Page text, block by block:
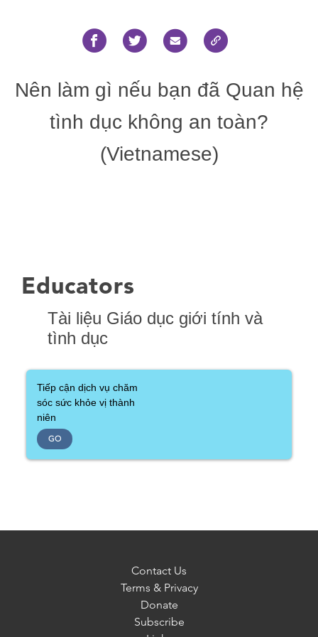
Nên làm gì nếu bạn đã Quan hệ
tình dục không an toàn?
(Vietnamese)
Educators
Tài liệu Giáo dục giới tính và
tình dục
Tiếp cận dịch vụ chăm
sóc sức khỏe vị thành
niên
GO
Contact Us
Terms & Privacy
Donate
Subscribe